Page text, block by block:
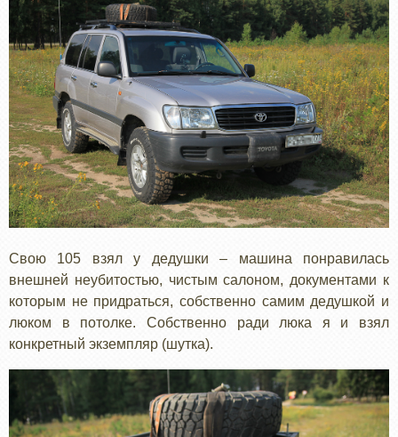
Свою 105 взял у дедушки – машина понравилась
внешней неубитостью, чистым салоном, документами к
которым не придраться, собственно самим дедушкой и
люком в потолке. Собственно ради люка я и взял
конкретный экземпляр (шутка).